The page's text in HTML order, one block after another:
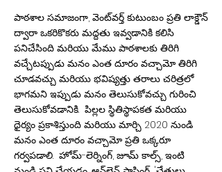
పాఠశాల సమాజంగా, వెంట్‌వర్త్ కుటుంబం ప్రతి లాక్డౌన్
ద్వారా ఒకరికొకరు మద్దతు ఇవ్వడానికి కలిసి
పనిచేసింది మరియు మేము పాఠశాలకు తిరిగి
వచ్చేటప్పుడు మనం ఎంత దూరం వచ్చామో తిరిగి
చూడవచ్చు మరియు భవిష్యత్తు తరాలు చరిత్రలో
భాగమని ఇప్పుడు మనం తెలుసుకోవచ్చు గురించి
తెలుసుకోవడానికి. పిల్లల స్థితిస్థాపకత మరియు
ధైర్యం ప్రకాశిస్తుంది మరియు మార్చి 2020 నుండి
మనం ఎంత దూరం వచ్చామో ప్రతి ఒక్కరూ
గర్వపడాలి. హోమ్-లెర్నింగ్, జూమ్ కాల్స్, ఇంటి